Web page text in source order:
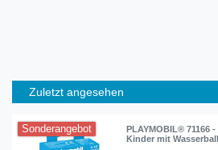
Zuletzt angesehen
Sonderangebot
PLAYMOBIL® 71166
Kinder mit